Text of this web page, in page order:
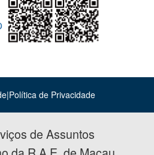
|Política de Privacidade
de Assuntos